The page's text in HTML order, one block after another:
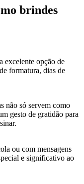
brindes
excelente opção de
formatura, dias de
não só servem como
gesto de gratidão para
ou com mensagens
e significativo ao